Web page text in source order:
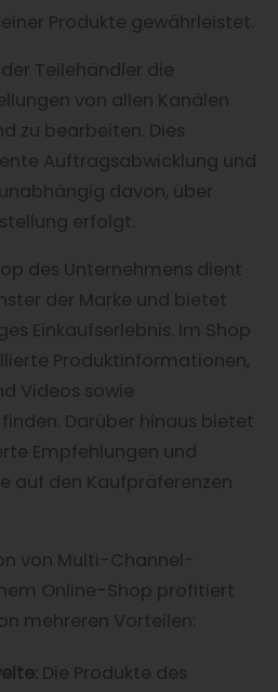
Produkte gewährleistet.
Teilehändler die
von allen Kanälen
zu bearbeiten. Dies
Auftragsabwicklung und
davon, über
erfolgt.
des Unternehmens dient
der Marke und bietet
Einkaufserlebnis. Im Shop
Produktinformationen,
Videos sowie
Darüber hinaus bietet
Empfehlungen und
auf den Kaufpräferenzen
von Multi-Channel-
Online-Shop profitiert
mehreren Vorteilen:
Die Produkte des